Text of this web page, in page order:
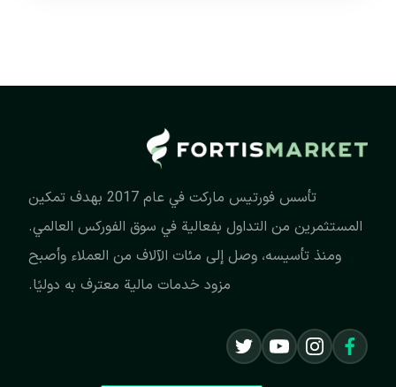
تأسس فورتيس ماركت في عام 2017 بهدف تمكين
المستثمرين من التداول بفعالية في سوق الفوركس العالمي.
ومنذ تأسيسه، وصل إلى مئات الآلاف من العملاء وأصبح
مزود خدمات مالية معترف به دوليًا.